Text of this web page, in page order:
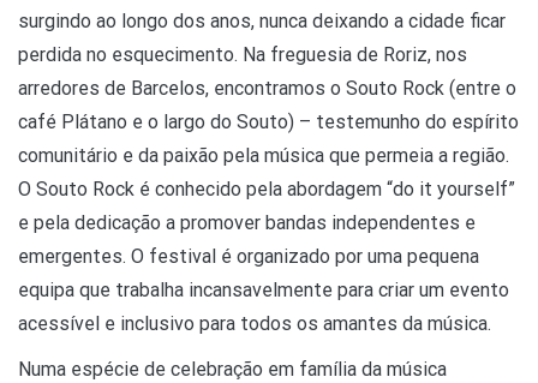
surgindo ao longo dos anos, nunca deixando a cidade ficar
perdida no esquecimento. Na freguesia de Roriz, nos
arredores de Barcelos, encontramos o Souto Rock (entre o
café Plátano e o largo do Souto) – testemunho do espírito
comunitário e da paixão pela música que permeia a região.
O Souto Rock é conhecido pela abordagem “do it yourself”
e pela dedicação a promover bandas independentes e
emergentes. O festival é organizado por uma pequena
equipa que trabalha incansavelmente para criar um evento
acessível e inclusivo para todos os amantes da música.
Numa espécie de celebração em família da música